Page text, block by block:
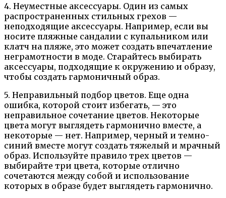
4. Неуместные аксессуары. Один из самых
распространенных стильных грехов —
неподходящие аксессуары. Например, если вы
носите пляжные сандалии с купальником или
клатч на пляже, это может создать впечатление
неграмотности в моде. Старайтесь выбирать
аксессуары, подходящие к окружению и образу,
чтобы создать гармоничный образ.
5. Неправильный подбор цветов. Еще одна
ошибка, которой стоит избегать, — это
неправильное сочетание цветов. Некоторые
цвета могут выглядеть гармонично вместе, а
некоторые — нет. Например, черный и темно-
синий вместе могут создать тяжелый и мрачный
образ. Используйте правило трех цветов —
выбирайте три цвета, которые отлично
сочетаются между собой и использование
которых в образе будет выглядеть гармонично.